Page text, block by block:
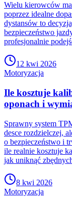
Wielu kierowców
poprzez idealne
dystansów to
bezpieczeństwo
profesjonalnie
12 kwi 2026
Motoryzacja
Ile kosztuje
oponach i
Sprawny system
desce rozdzielczej,
o bezpieczeństwo i
ile realnie kosztuje
jak uniknąć
8 kwi 2026
Motoryzacja